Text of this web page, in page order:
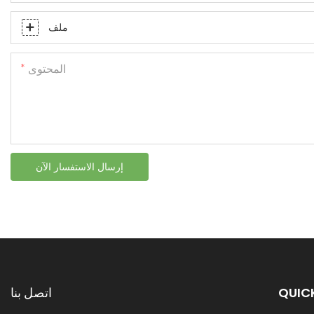
ملف
المحتوى
إرسال الاستفسار الآن
اتصل بنا